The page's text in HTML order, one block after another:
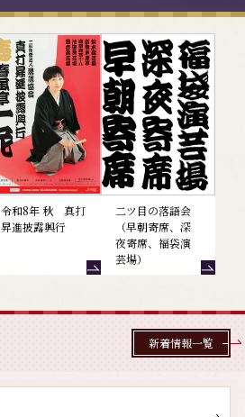
令和8年 秋 真打
昇進披露興行
二ツ目の落語会
（早朝寄席、深
夜寄席、福袋演
芸場）
新着情報一覧